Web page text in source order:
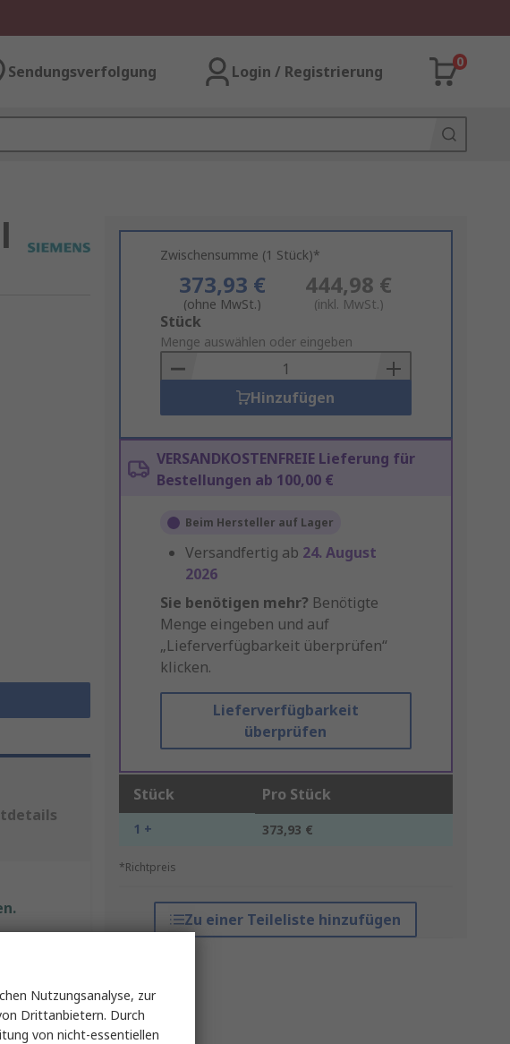
Sendungsverfolgung Login / Registrierung
0
Zwischensumme (1 Stück)*
373,93 €
(ohne MwSt.)
444,98 €
(inkl. MwSt.)
Add
to
Basket
Stück
Menge auswählen oder eingeben
Hinzufügen
VERSANDKOSTENFREIE Lieferung für
Bestellungen ab 100,00 €
Beim Hersteller auf Lager
Versandfertig ab 24. August
2026
Sie benötigen mehr? Benötigte
Menge eingeben und auf
„Lieferverfügbarkeit überprüfen“
klicken.
Lieferverfügbarkeit
überprüfen
Stück Pro Stück
1 + 373,93 €
*Richtpreis
Zu einer Teileliste hinzufügen
Nutzungsanalyse, zur
Drittanbietern. Durch
von nicht-essentiellen